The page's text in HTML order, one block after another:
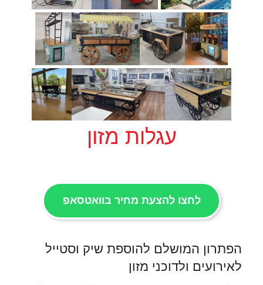
עגלות מזון
לחצו להצעת מחיר בוואטסאפ
הפתרון המושלם להוספת שיק וסטייל
לאירועים ולדוכני מזון